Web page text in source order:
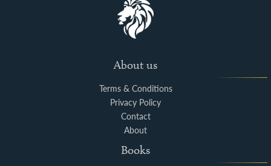
About us
Terms & Conditions
Privacy Policy
Contact
About
Books